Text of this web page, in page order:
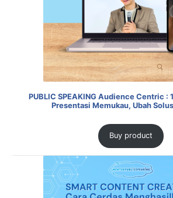
PUBLIC SPEAKING Audience Centric :
Presentasi Memukau, Ubah
Buy product